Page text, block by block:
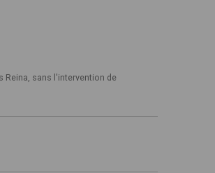
Reina, sans l'intervention de